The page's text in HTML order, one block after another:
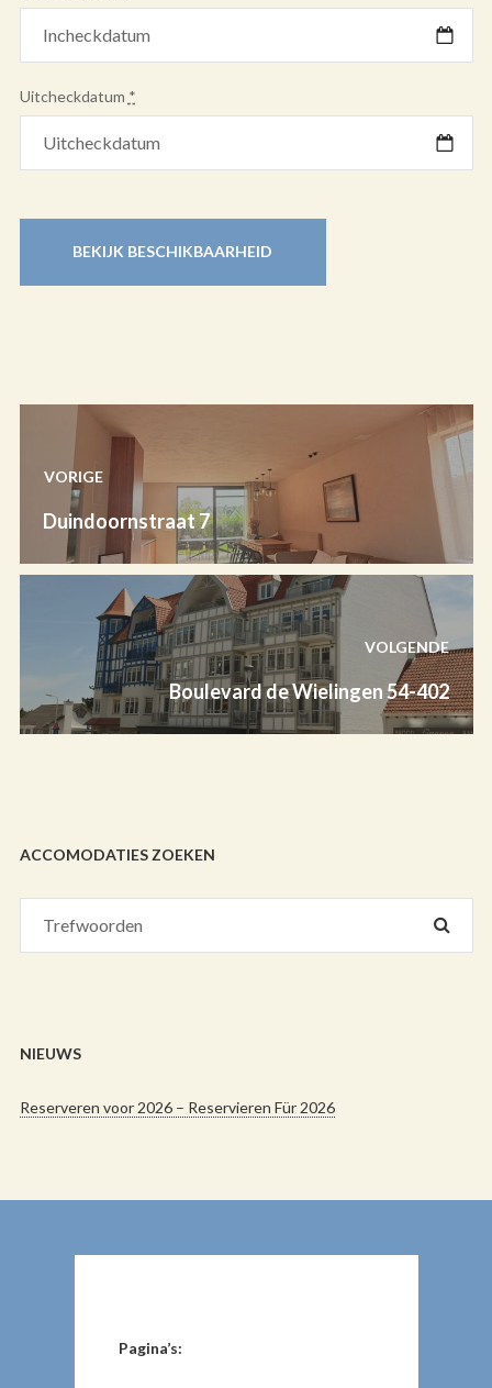
Uitcheckdatum *
VORIGE
Duindoornstraat 7
VOLGENDE
Boulevard de Wielingen 54-402
ACCOMODATIES ZOEKEN
NIEUWS
Reserveren voor 2026 – Reservieren Für 2026
Pagina’s: